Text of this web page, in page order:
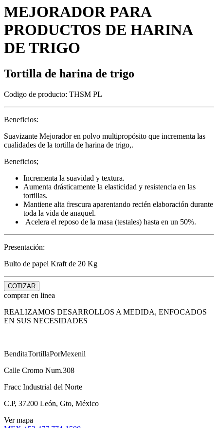
MEJORADOR PARA
PRODUCTOS DE HARINA
DE TRIGO
Tortilla de harina de trigo
Codigo de producto: THSM PL
Beneficios:
Suavizante Mejorador en polvo multipropósito que incrementa las
cualidades de la tortilla de harina de trigo,.
Beneficios;
Incrementa la suavidad y textura.
Aumenta drásticamente la elasticidad y resistencia en las
tortillas.
Mantiene alta frescura aparentando recién elaboración durante
toda la vida de anaquel.
Acelera el reposo de la masa (testales) hasta en un 50%.
Presentación:
Bulto de papel Kraft de 20 Kg
COTIZAR
comprar en linea
REALIZAMOS DESARROLLOS A MEDIDA, ENFOCADOS
EN SUS NECESIDADES
BenditaTortillaPorMexenil
Calle Cromo Num.308
Fracc Industrial del Norte
C.P, 37200 León, Gto, México
Ver mapa